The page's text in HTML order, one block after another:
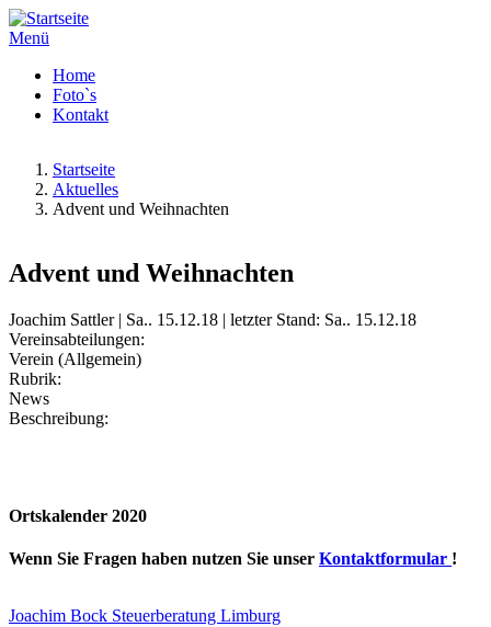
Menü
Home
Foto`s
Kontakt
Startseite
Aktuelles
Advent und Weihnachten
Advent und Weihnachten
Joachim Sattler | Sa.. 15.12.18 | letzter Stand: Sa.. 15.12.18
Vereinsabteilungen:
Verein (Allgemein)
Rubrik:
News
Beschreibung:
Ortskalender 2020
Wenn Sie Fragen haben nutzen Sie unser Kontaktformular !
Joachim Bock Steuerberatung Limburg